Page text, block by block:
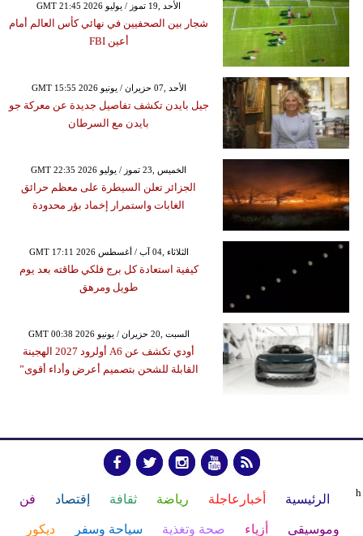
GMT 21:45 2026 الأحد ,19 تموز / يوليو
شجار بين الصحفيين في نهائي كأس العالم أمام
أعين FBI
GMT 15:55 2026 الأحد ,07 حزيران / يونيو
جيل بايدن تكشف تفاصيل جديدة عن معركة جو
بايدن مع السرطان
GMT 22:35 2026 الخميس ,23 تموز / يوليو
الجزائر تعلن السيطرة على معظم حرائق
الغابات واستمرار إخماد بؤر محدودة
GMT 17:11 2026 الثلاثاء ,04 آب / أغسطس
كيفية استعادة كل برج فلكي طاقته بعد يوم
طويل ومرهق
GMT 00:38 2026 السبت ,20 حزيران / يونيو
أودي تكشف عن A6 أولرود 2027 الهجينة
القابلة للشحن بتصميم أعرض وأداء أقوى”
h الرئيسية أخبارعاجلة رياضة ثقافة إقتصاد فن
وموسيقى أزياء صحة وتغذية سياحة وسفر ديكور